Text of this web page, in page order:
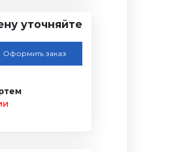
уточняйте
Оформить заказ